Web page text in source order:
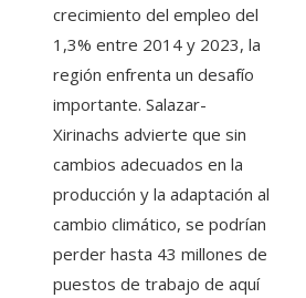
crecimiento del empleo del
1,3% entre 2014 y 2023, la
región enfrenta un desafío
importante. Salazar-
Xirinachs advierte que sin
cambios adecuados en la
producción y la adaptación al
cambio climático, se podrían
perder hasta 43 millones de
puestos de trabajo de aquí